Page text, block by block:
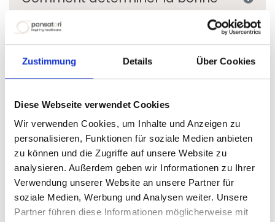
Zustimmung Details Über Cookies
Diese Webseite verwendet Cookies
Wir verwenden Cookies, um Inhalte und Anzeigen zu
personalisieren, Funktionen für soziale Medien anbieten
zu können und die Zugriffe auf unsere Website zu
analysieren. Außerdem geben wir Informationen zu Ihrer
Verwendung unserer Website an unsere Partner für
soziale Medien, Werbung und Analysen weiter. Unsere
Partner führen diese Informationen möglicherweise mit
taille de ForgTin pour moi ?
Puis-je utiliser ForgTin si je porte
des lunettes ?
ForgTin est-il également adapté
aux lobes d’oreilles attachés ?
Qui ajuste ForgTin pour moi ?